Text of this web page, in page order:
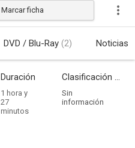
Marcar ficha
DVD / Blu-Ray (2) Noticias
Duración
1 hora y
27
minutos
Clasificación por edades
Sin
información